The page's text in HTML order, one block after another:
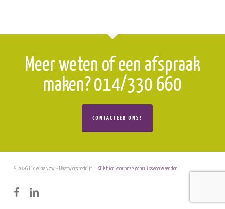
Meer weten of een afspraak
maken? 014/330 660
CONTACTEER ONS!
© 2026 Lidwina vzw - Maatwerkbedrijf. | Klik hier voor onze gebruiksvoorwaarden
facebooklinkedin